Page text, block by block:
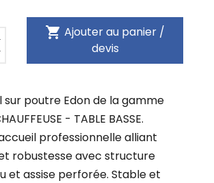
shopping_cart Ajouter au panier /
devis
sur poutre Edon de la gamme
- TABLE BASSE.
professionnelle alliant
robustesse avec structure
et assise perforée. Stable et